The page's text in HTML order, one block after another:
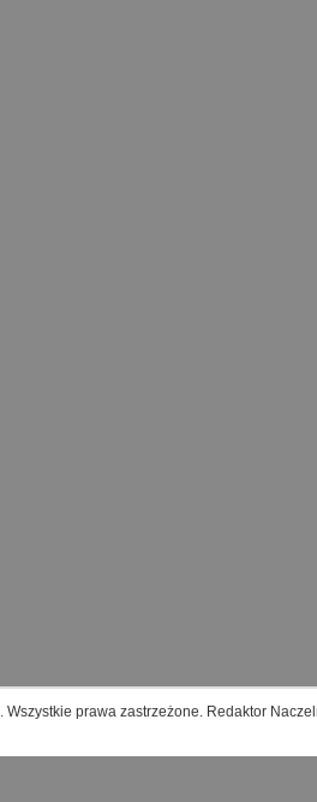
. Wszystkie prawa zastrzeżone. Redaktor